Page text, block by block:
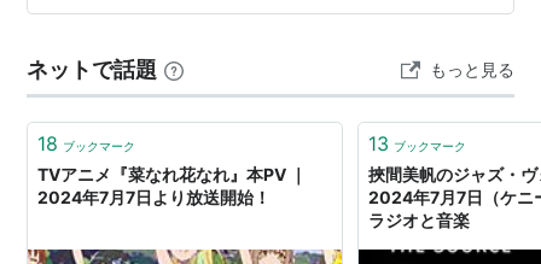
した暑さ対策が必要」 今回は、キャンプで使うクーラー
入れる場所はどこがいいのかなど、詳しくブログで紹介
したいと思います。 保冷剤の量は何個必要 保冷剤の量
保冷剤は何個必要 保冷剤を入れる…
ネットで話題 もっと見る
18 ブックマーク
TVアニメ『菜なれ花なれ』本PV ｜
2024年7月7日より放送開始！
13 ブックマーク
挾間美帆のジャズ・
2024年7月7日（ケニ
ラジオと音楽